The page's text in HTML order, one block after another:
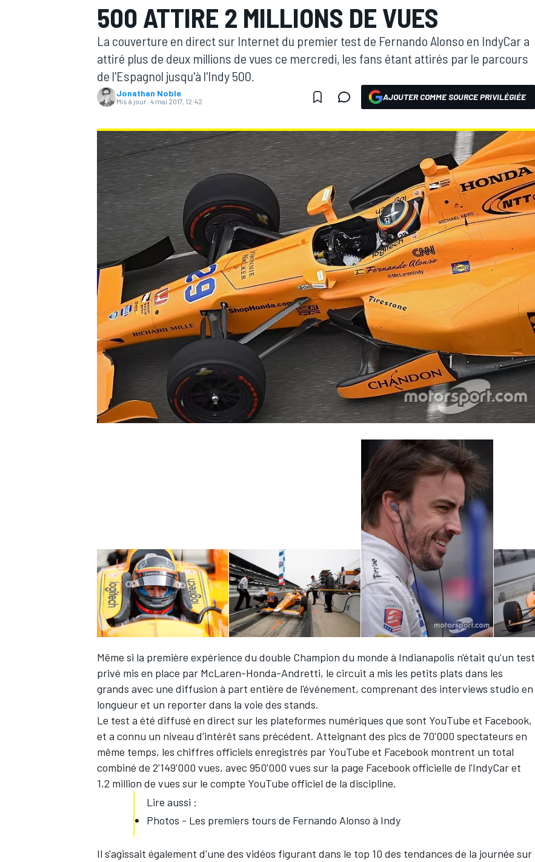
MOTOGP
WRC
500 ATTIRE 2 MILLIONS DE VUES
La couverture en direct sur Internet du premier test de Fernando Alonso en IndyCar a
attiré plus de deux millions de vues ce mercredi, les fans étant attirés par le parcours
de l'Espagnol jusqu'à l'Indy 500.
Jonathan Noble
Mis à jour: 4 mai 2017, 12:42 AJOUTER COMME SOURCE PRIVILÉGIÉE
Même si la première expérience du double Champion du monde à Indianapolis n'était qu'un test
privé mis en place par McLaren-Honda-Andretti, le circuit a mis les petits plats dans les
grands avec une diffusion à part entière de l'événement, comprenant des interviews studio en
longueur et un reporter dans la voie des stands.
Le test a été diffusé en direct sur les plateformes numériques que sont YouTube et Facebook,
et a connu un niveau d'intérêt sans précédent. Atteignant des pics de 70'000 spectateurs en
même temps, les chiffres officiels enregistrés par YouTube et Facebook montrent un total
combiné de 2'149'000 vues, avec 950'000 vues sur la page Facebook officielle de l'IndyCar et
1,2 million de vues sur le compte YouTube officiel de la discipline.
Lire aussi :
Photos - Les premiers tours de Fernando Alonso à Indy
Il s'agissait également d'une des vidéos figurant dans le top 10 des tendances de la journée sur